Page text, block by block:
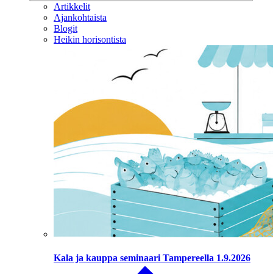
Artikkelit
Ajankohtaista
Blogit
Heikin horisontista
Kala ja kauppa seminaari Tampereella 1.9.2026